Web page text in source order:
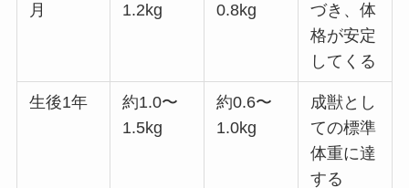
月
1.2kg
0.8kg
づき、体
格が安定
してくる
生後1年
約1.0〜
1.5kg
約0.6〜
1.0kg
成獣とし
ての標準
体重に達
する